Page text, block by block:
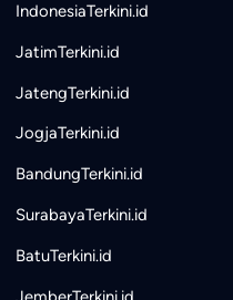
IndonesiaTerkini.id
JatimTerkini.id
JatengTerkini.id
JogjaTerkini.id
BandungTerkini.id
SurabayaTerkini.id
BatuTerkini.id